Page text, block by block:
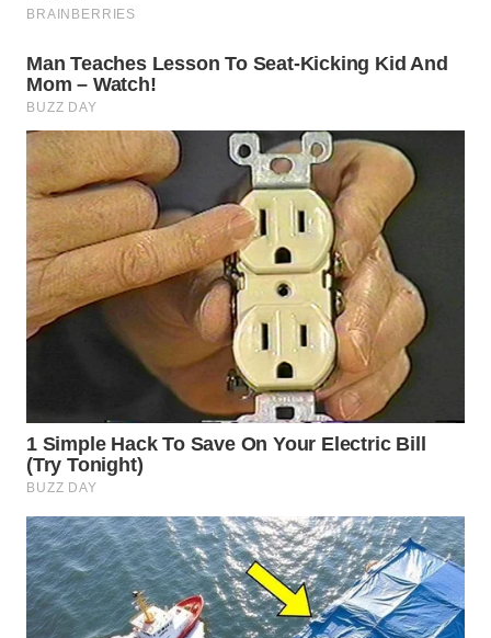
PAKPAK
WN
KARAWANG
WN
BEKASI
WN
BOGOR
WN
TAPANULI
UTARA
WN
SAMOSIR
WN